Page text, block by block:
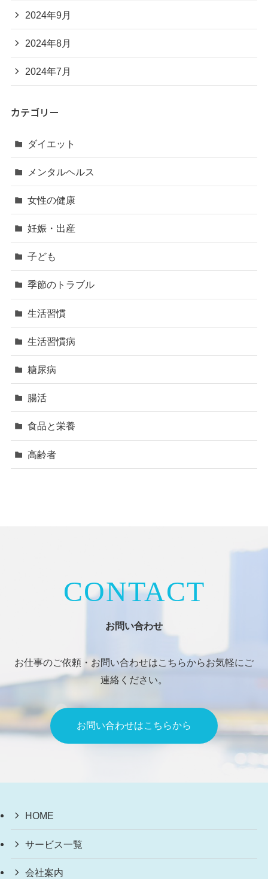
2024年9月
2024年8月
2024年7月
カテゴリー
ダイエット
メンタルヘルス
女性の健康
妊娠・出産
子ども
季節のトラブル
生活習慣
生活習慣病
糖尿病
腸活
食品と栄養
高齢者
CONTACT
お問い合わせ
お仕事のご依頼・お問い合わせはこちらからお気軽にご
連絡ください。
お問い合わせはこちらから
HOME
サービス一覧
会社案内